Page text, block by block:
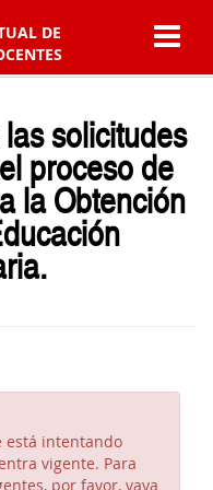
DE
solicitudes
proceso de
la Obtención
.
está intentando
vigente. Para
por favor, vaya